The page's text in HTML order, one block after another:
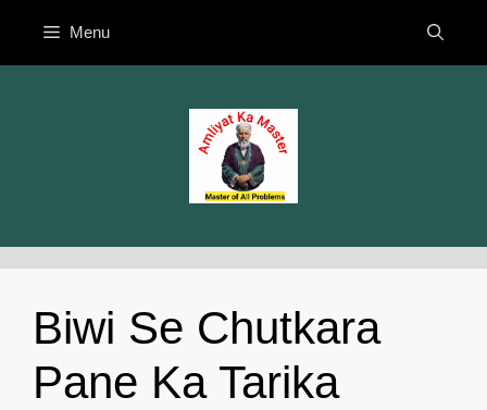
content
Menu
Biwi Se Chutkara
Pane Ka Tarika